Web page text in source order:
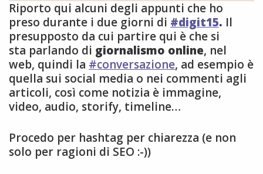
Riporto qui alcuni degli appunti che ho
preso durante i due giorni di #digit15. Il
presupposto da cui partire qui è che si
sta parlando di giornalismo online, nel
web, quindi la #conversazione, ad esempio è
quella sui social media o nei commenti agli
articoli, così come notizia è immagine,
video, audio, storify, timeline…
Procedo per hashtag per chiarezza (e non
solo per ragioni di SEO :-))